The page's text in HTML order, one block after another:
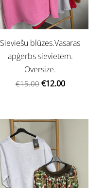
Sieviešu blūzes.Vasaras
apģērbs sievietēm.
Oversize.
€15.00 €12.00